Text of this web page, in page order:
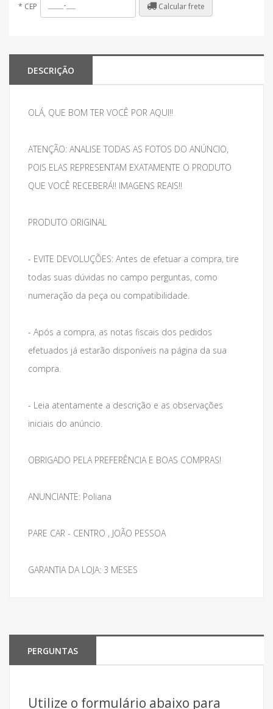
* CEP Calcular frete
DESCRIÇÃO
OLÁ, QUE BOM TER VOCÊ POR AQUI!!
ATENÇÃO: ANALISE TODAS AS FOTOS DO ANÚNCIO,
POIS ELAS REPRESENTAM EXATAMENTE O PRODUTO
QUE VOCÊ RECEBERÁ!! IMAGENS REAIS!!
PRODUTO ORIGINAL
- EVITE DEVOLUÇÕES: Antes de efetuar a compra, tire
todas suas dúvidas no campo perguntas, como
numeração da peça ou compatibilidade.
- Após a compra, as notas fiscais dos pedidos
efetuados já estarão disponíveis na página da sua
compra.
- Leia atentamente a descrição e as observações
iniciais do anúncio.
OBRIGADO PELA PREFERÊNCIA E BOAS COMPRAS!
ANUNCIANTE: Poliana
PARE CAR - CENTRO , JOÃO PESSOA
GARANTIA DA LOJA: 3 MESES
PERGUNTAS
Utilize o formulário abaixo para